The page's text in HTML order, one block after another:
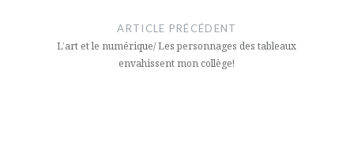
l’article
ARTICLE PRÉCÉDENT
L’art et le numérique/ Les personnages des tableaux
envahissent mon collège!